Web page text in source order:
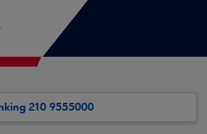
210 9555000